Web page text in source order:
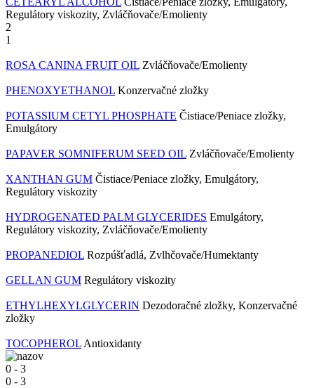
Regulátory viskozity, Zvláčňovače/Emolienty
2
1
ROSA CANINA FRUIT OIL Zvláčňovače/Emolienty
PHENOXYETHANOL Konzervačné zložky
POTASSIUM CETYL PHOSPHATE Čistiace/Peniace zložky,
Emulgátory
PAPAVER SOMNIFERUM SEED OIL Zvláčňovače/Emolienty
XANTHAN GUM Čistiace/Peniace zložky, Emulgátory,
Regulátory viskozity
HYDROGENATED PALM GLYCERIDES Emulgátory,
Regulátory viskozity, Zvláčňovače/Emolienty
PROPANEDIOL Rozpúšťadlá, Zvlhčovače/Humektanty
GELLAN GUM Regulátory viskozity
ETHYLHEXYLGLYCERIN Dezodoračné zložky, Konzervačné
zložky
TOCOPHEROL Antioxidanty
0 - 3
0 - 3